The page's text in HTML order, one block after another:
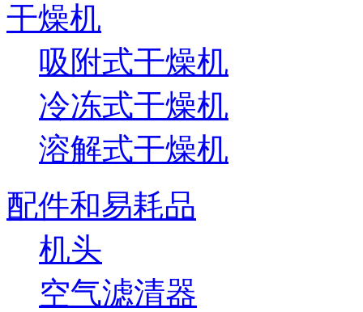
干燥机
吸附式干燥机
冷冻式干燥机
溶解式干燥机
配件和易耗品
机头
空气滤清器